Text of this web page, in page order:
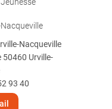
Nacqueville
50460 Urville-
93 40